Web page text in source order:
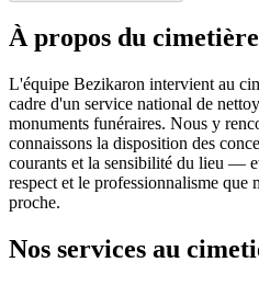
À propos du
L'équipe Bezikaron intervient au
cadre d'un service national de
monuments funéraires. Nous y
connaissons la disposition des
courants et la sensibilité du lieu —
respect et le professionnalisme que
proche.
Nos services au